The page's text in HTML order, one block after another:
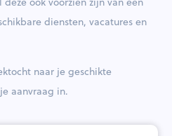
diensten, vacatures en
naar je geschikte
je aanvraag in.